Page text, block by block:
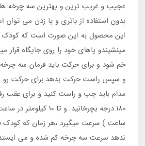
عجیب و غریب ترین و بهترین سه چرخه
بدون استفاده از باتری و پا زدن می توان
این محصول به این صورت است که کودک
مینشیندو پاهای خود را روی جایگاه قرار
خم شود و برای حرکت باید فرمان سه
و سپس راست حرکت بدهد.برای حرکت رو
مدام باید چپ و راست کنید و برای عقب
ساعت ) سرعت میگیرد ،هر زمان که کودک
ندهد سرعت سه چرخه کم شده و می